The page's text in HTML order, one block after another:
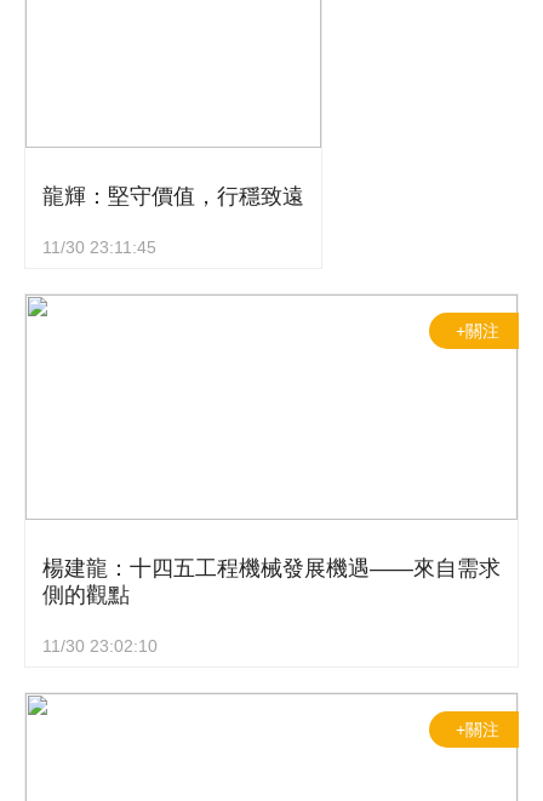
龍輝：堅守價值，行穩致遠
11/30 23:11:45
+關注
楊建龍：十四五工程機械發展機遇——來自需求
側的觀點
11/30 23:02:10
+關注